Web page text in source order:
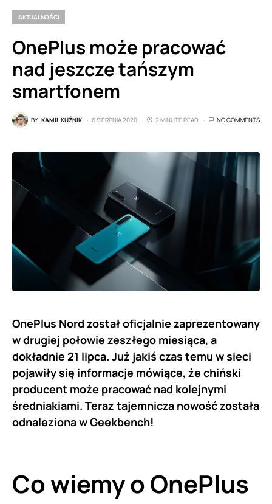
AKTUALNOŚCI
OnePlus może pracować
nad jeszcze tańszym
smartfonem
BY KAMIL KUŹNIK 6 SIERPNIA 2020 2 MINUTE READ NO COMMENTS
OnePlus Nord został oficjalnie zaprezentowany
w drugiej połowie zeszłego miesiąca, a
dokładnie 21 lipca. Już jakiś czas temu w sieci
pojawiły się informacje mówiące, że chiński
producent może pracować nad kolejnymi
średniakiami. Teraz tajemnicza nowość została
odnaleziona w Geekbench!
Co wiemy o OnePlus